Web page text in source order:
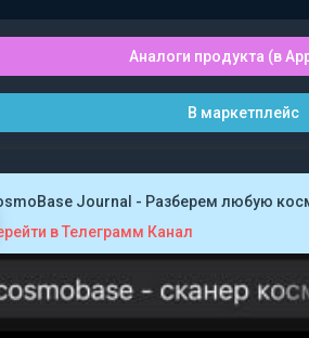
Аналоги продукта (в
В маркетплейс
Journal - Разберем любую
в Телеграмм Канал